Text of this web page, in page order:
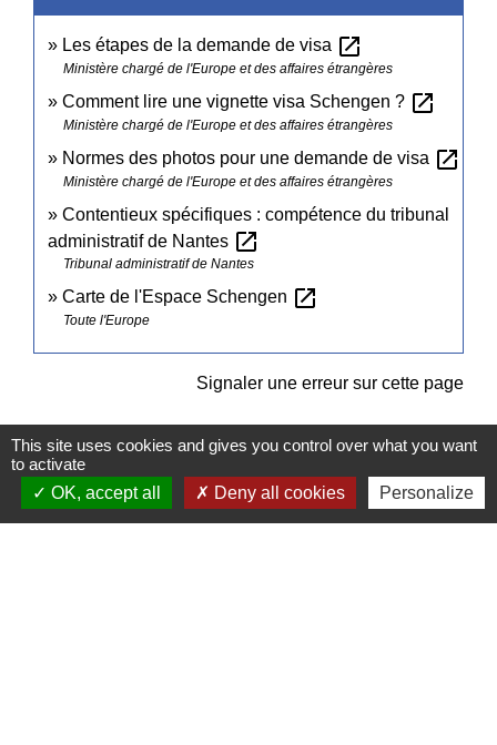
Les étapes de la demande de visa open_in_new
Ministère chargé de l'Europe et des affaires étrangères
Comment lire une vignette visa Schengen ? open_in_new
Ministère chargé de l'Europe et des affaires étrangères
Normes des photos pour une demande de visa open_in_new
Ministère chargé de l'Europe et des affaires étrangères
Contentieux spécifiques : compétence du tribunal
administratif de Nantes open_in_new
Tribunal administratif de Nantes
Carte de l'Espace Schengen open_in_new
Toute l'Europe
Signaler une erreur sur cette page
Contacts
This site uses cookies and gives you control over what you want
to activate
OK, accept all
Deny all cookies Personalize